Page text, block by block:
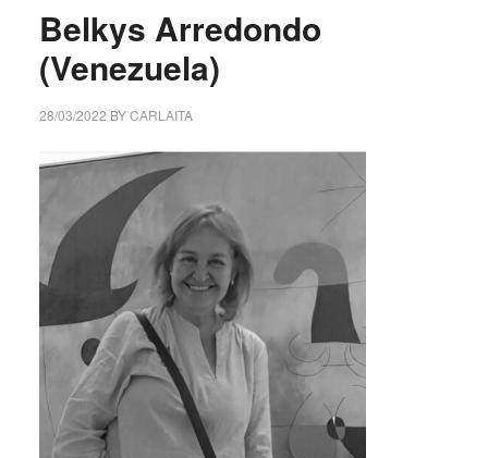
Belkys Arredondo
(Venezuela)
28/03/2022 BYCARLAITA